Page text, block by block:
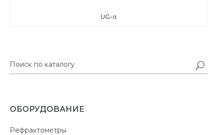
UG-α
ОБОРУДОВАНИЕ
Рефрактометры